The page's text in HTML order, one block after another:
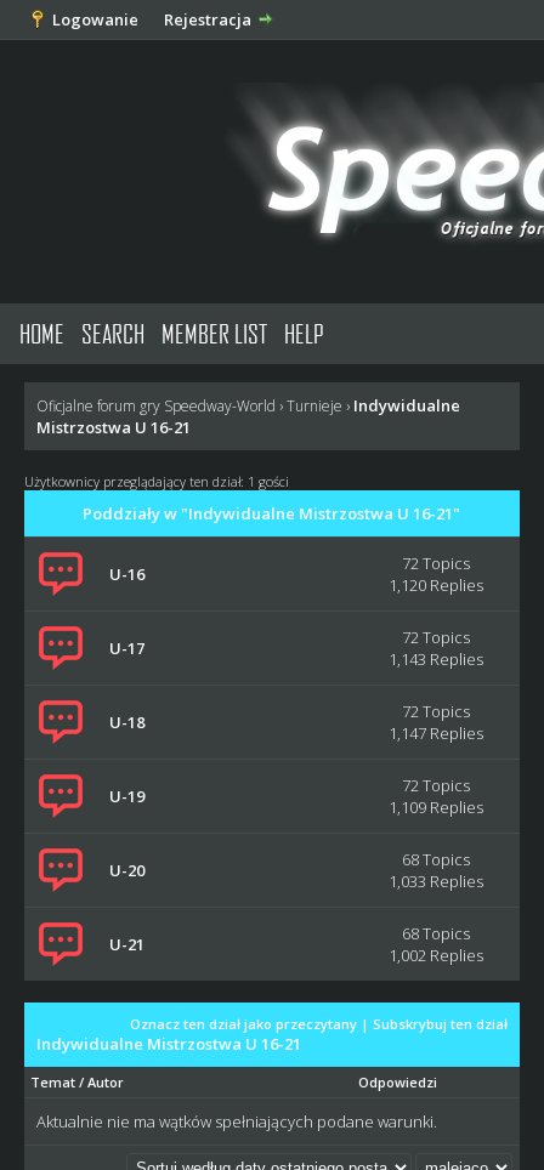
Logowanie Rejestracja
HOME SEARCH MEMBER LIST HELP
Oficjalne forum gry Speedway-World ›Turnieje › Indywidualne
Mistrzostwa U 16-21
Użytkownicy przeglądający ten dział: 1 gości
Poddziały w "Indywidualne Mistrzostwa U 16-21"
U-16
72 Topics
1,120 Replies
U-17
72 Topics
1,143 Replies
U-18
72 Topics
1,147 Replies
U-19
72 Topics
1,109 Replies
U-20
68 Topics
1,033 Replies
U-21
68 Topics
1,002 Replies
Oznacz ten dział jako przeczytany| Subskrybuj ten dział
Indywidualne Mistrzostwa U 16-21
Temat/ Autor Odpowiedzi
Aktualnie nie ma wątków spełniających podane warunki.